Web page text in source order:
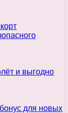
и выгодно
для новых